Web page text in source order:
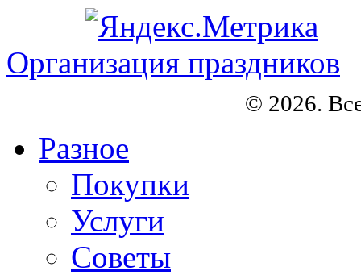
Организация праздников
© 2026.
Разное
Покупки
Услуги
Советы